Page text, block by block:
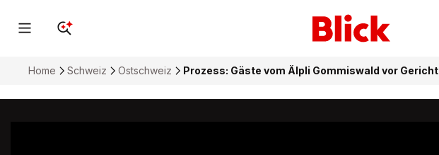
Home Schweiz Ostschweiz Prozess: Gäste vom Älpli Gommiswald vor Gericht